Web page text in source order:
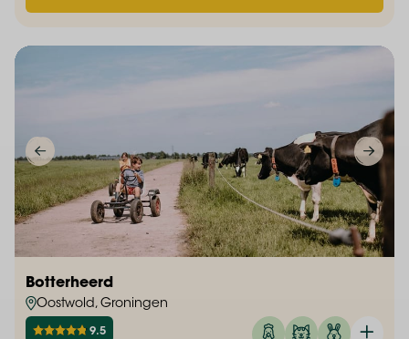
Botterheerd
Oostwold, Groningen
9.5